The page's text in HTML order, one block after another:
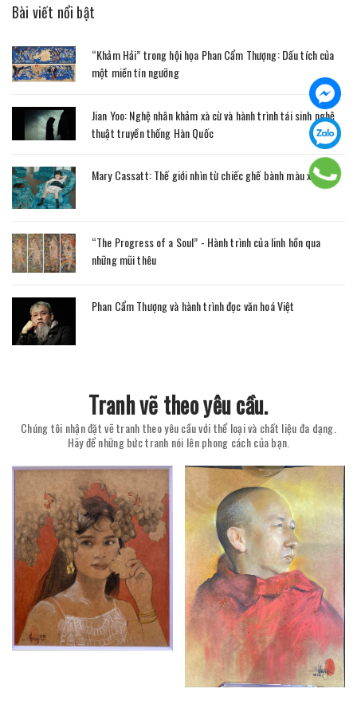
Bài viết nổi bật
“Khảm Hải” trong hội họa Phan Cẩm Thượng: Dấu tích của
một miền tín ngưỡng
Jian Yoo: Nghệ nhân khảm xà cừ và hành trình tái sinh nghệ
thuật truyền thống Hàn Quốc
Mary Cassatt: Thế giới nhìn từ chiếc ghế bành màu xanh
“The Progress of a Soul” - Hành trình của linh hồn qua
những mũi thêu
Phan Cẩm Thượng và hành trình đọc văn hoá Việt
Tranh vẽ theo yêu cầu.
Chúng tôi nhận đặt vẽ tranh theo yêu cầu với thể loại và chất liệu đa dạng.
Hãy để những bức tranh nói lên phong cách của bạn.